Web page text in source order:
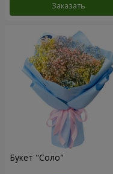
Заказать
Букет "Соло"